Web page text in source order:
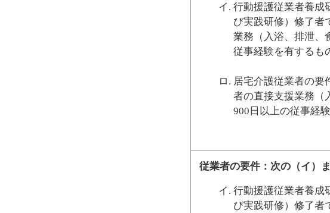
行動援護従業者養成
び実践研修）修了者
業務（入浴、排泄、
従事経験を有するも
居宅介護従業者の要
者の直接支援業務（
900日以上の従事経
従業者の要件：次の（イ）
行動援護従業者養成
び実践研修）修了者